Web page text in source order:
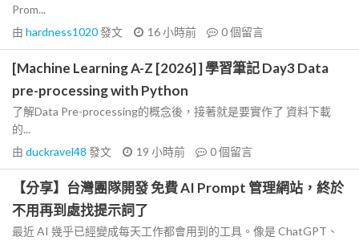
Prom...
由 hardness1020發文 16 小時前 0個留言
[Machine Learning A-Z [2026] ] 學習筆記 Day3 Data
pre-processing with Python
了解Data Pre-processing的概念後，接著就是要實作了 資料下載
的...
由 duckravel48 發文 19 小時前 0個留言
【分享】台灣團隊開發 免費 AI Prompt 管理網站，終於
不用再到處找提示詞了
最近 AI 幾乎已經變成每天工作都會用到的工具。像是 ChatGPT、